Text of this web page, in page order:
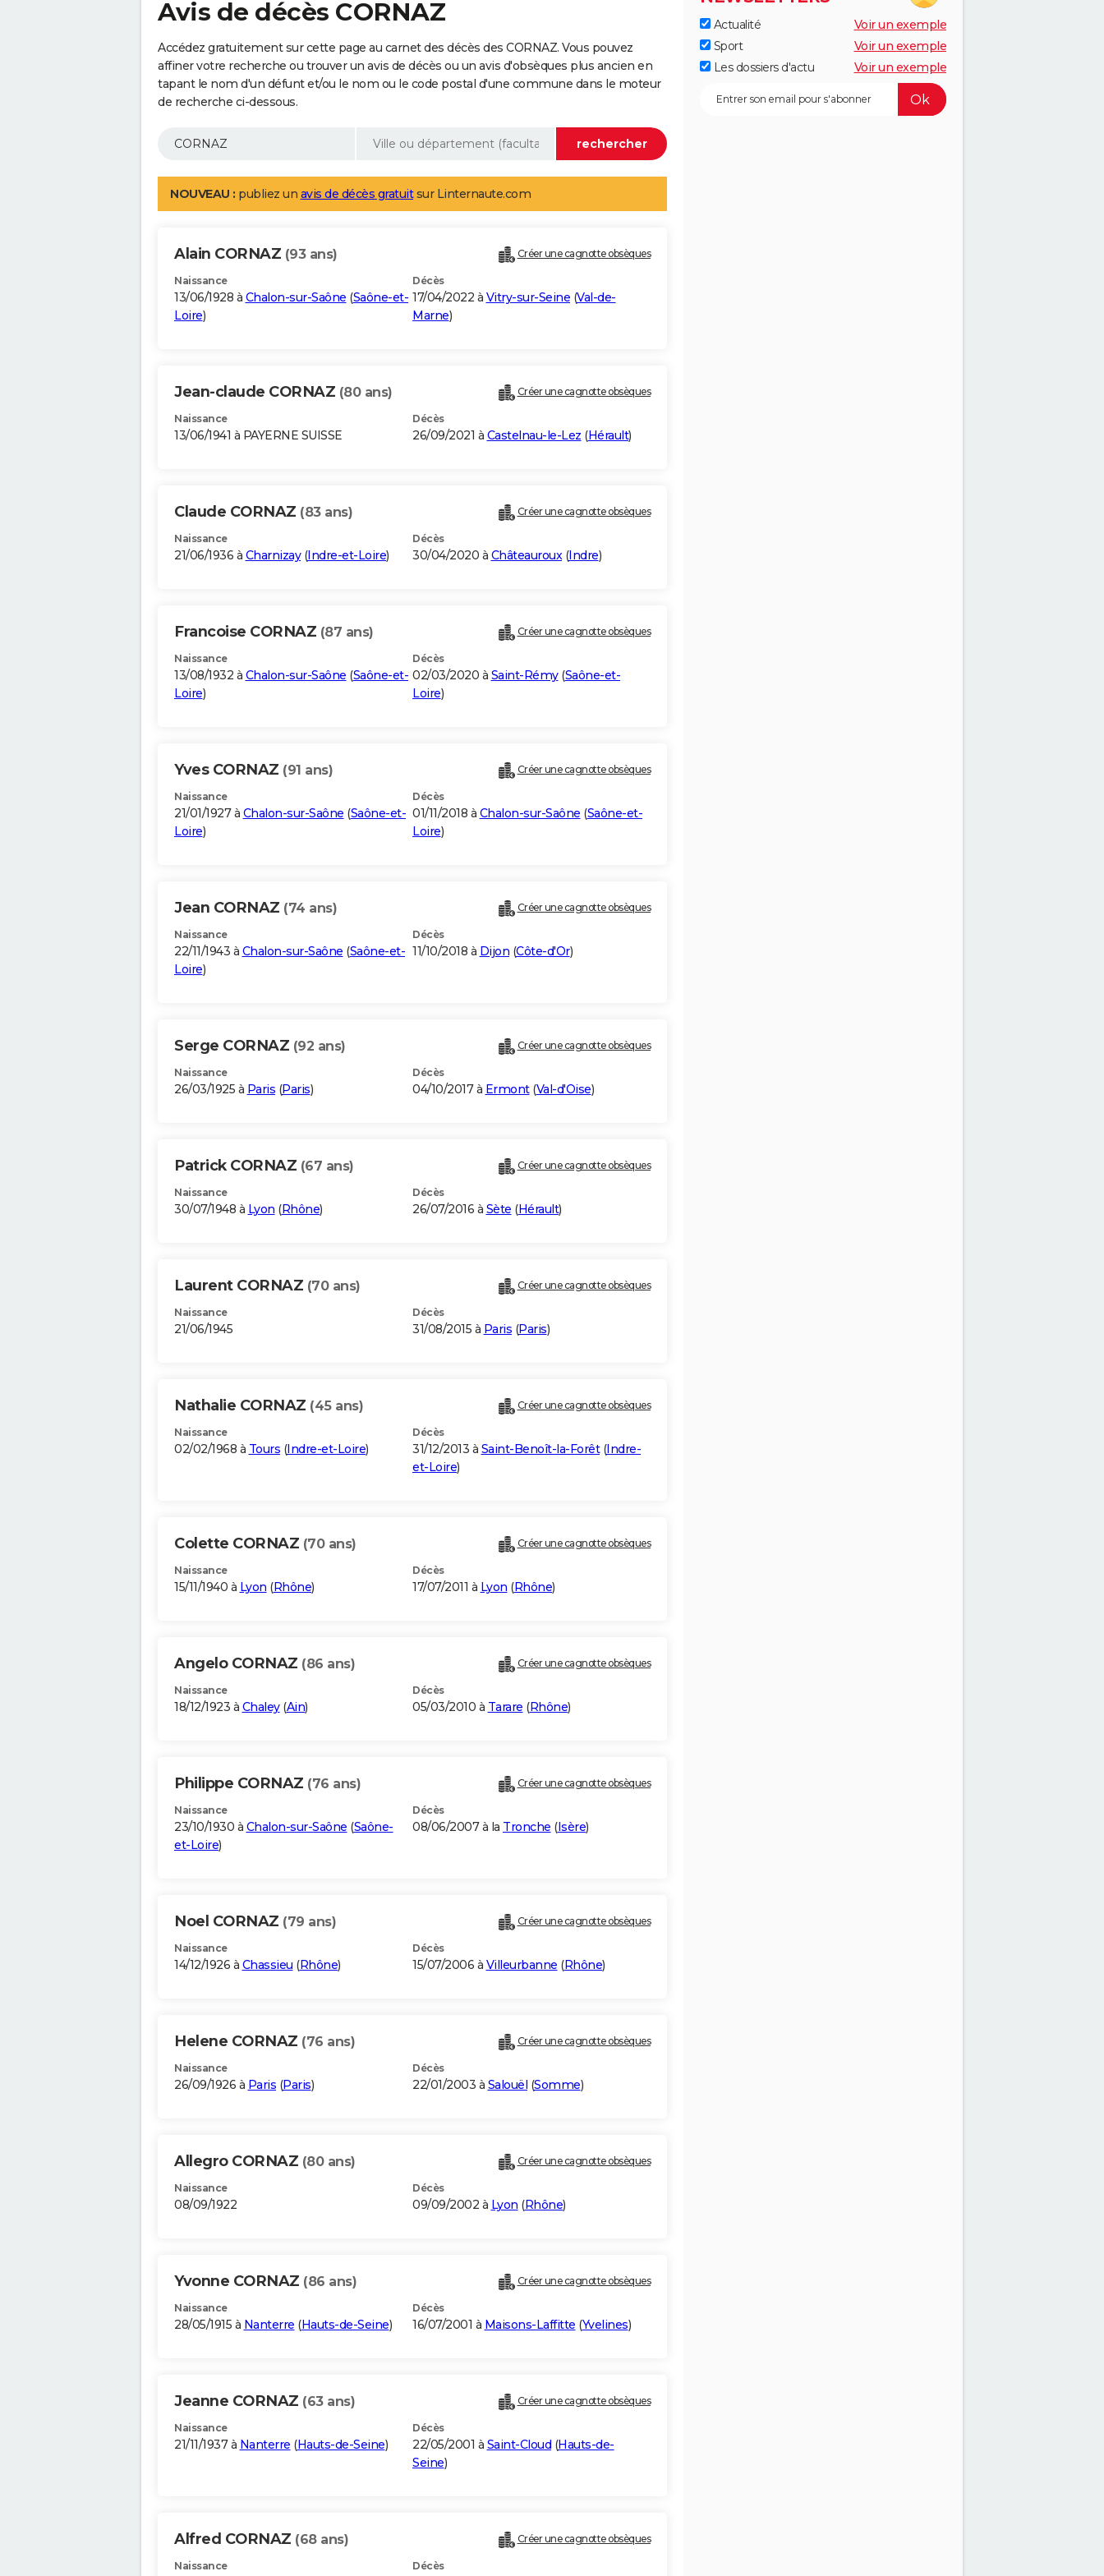
Avis de décès CORNAZ
Accédez gratuitement sur cette page au carnet des décès des CORNAZ. Vous pouvez
affiner votre recherche ou trouver un avis de décès ou un avis d'obsèques plus ancien en
tapant le nom d'un défunt et/ou le nom ou le code postal d'une commune dans le moteur
de recherche ci-dessous.
NOUVEAU : publiez un avis de décès gratuitsur Linternaute.com
Alain CORNAZ (93 ans) Créer une cagnotte obsèques
Naissance
13/06/1928 à Chalon-sur-Saône (Saône-et-
Loire)
Décès
17/04/2022 à Vitry-sur-Seine (Val-de-
Marne)
Jean-claude CORNAZ (80 ans) Créer une cagnotte obsèques
Naissance
13/06/1941 à PAYERNE SUISSE
Décès
26/09/2021 à Castelnau-le-Lez (Hérault)
Claude CORNAZ (83 ans) Créer une cagnotte obsèques
Naissance
21/06/1936 à Charnizay(Indre-et-Loire)
Décès
30/04/2020 à Châteauroux(Indre)
Francoise CORNAZ (87 ans) Créer une cagnotte obsèques
Naissance
13/08/1932 à Chalon-sur-Saône (Saône-et-
Loire)
Décès
02/03/2020 à Saint-Rémy(Saône-et-
Loire)
Yves CORNAZ (91 ans) Créer une cagnotte obsèques
Naissance
21/01/1927 à Chalon-sur-Saône (Saône-et-
Loire)
Décès
01/11/2018 à Chalon-sur-Saône (Saône-et-
Loire)
Jean CORNAZ (74 ans) Créer une cagnotte obsèques
Naissance
22/11/1943 à Chalon-sur-Saône (Saône-et-
Loire)
Décès
11/10/2018 à Dijon (Côte-d'Or)
Serge CORNAZ (92 ans) Créer une cagnotte obsèques
Naissance
26/03/1925 à Paris (Paris)
Décès
04/10/2017 à Ermont(Val-d'Oise)
Patrick CORNAZ (67 ans) Créer une cagnotte obsèques
Naissance
30/07/1948 à Lyon (Rhône)
Décès
26/07/2016 à Sète (Hérault)
Laurent CORNAZ (70 ans) Créer une cagnotte obsèques
Naissance
21/06/1945
Décès
31/08/2015 à Paris (Paris)
Nathalie CORNAZ (45 ans) Créer une cagnotte obsèques
Naissance
02/02/1968 à Tours (Indre-et-Loire)
Décès
31/12/2013 à Saint-Benoît-la-Forêt(Indre-
et-Loire)
Colette CORNAZ (70 ans) Créer une cagnotte obsèques
Naissance
15/11/1940 à Lyon (Rhône)
Décès
17/07/2011 à Lyon (Rhône)
Angelo CORNAZ (86 ans) Créer une cagnotte obsèques
Naissance
18/12/1923 à Chaley(Ain)
Décès
05/03/2010 à Tarare (Rhône)
Philippe CORNAZ (76 ans) Créer une cagnotte obsèques
Naissance
23/10/1930 à Chalon-sur-Saône (Saône-
et-Loire)
Décès
08/06/2007 à la Tronche (Isère)
Noel CORNAZ (79 ans) Créer une cagnotte obsèques
Naissance
14/12/1926 à Chassieu (Rhône)
Décès
15/07/2006 à Villeurbanne (Rhône)
Helene CORNAZ (76 ans) Créer une cagnotte obsèques
Naissance
26/09/1926 à Paris (Paris)
Décès
22/01/2003 à Salouël (Somme)
Allegro CORNAZ (80 ans) Créer une cagnotte obsèques
Naissance
08/09/1922
Décès
09/09/2002 à Lyon (Rhône)
Yvonne CORNAZ (86 ans) Créer une cagnotte obsèques
Naissance
28/05/1915 à Nanterre (Hauts-de-Seine)
Décès
16/07/2001 à Maisons-Laffitte (Yvelines)
Jeanne CORNAZ (63 ans) Créer une cagnotte obsèques
Naissance
21/11/1937 à Nanterre (Hauts-de-Seine)
Décès
22/05/2001 à Saint-Cloud (Hauts-de-
Seine)
Alfred CORNAZ (68 ans) Créer une cagnotte obsèques
Naissance Décès
Actualité
Voir un exemple
Sport
Voir un exemple
Les dossiers d'actu
Voir un exemple